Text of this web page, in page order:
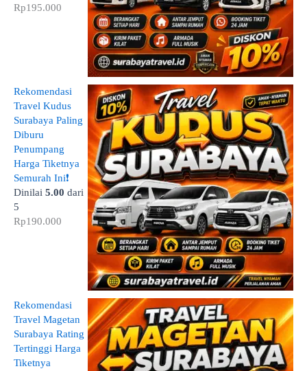
Rp195.000
Rekomendasi
Travel Kudus
Surabaya Paling
Diburu
Penumpang
Harga Tiketnya
Semurah Ini❗
Dinilai 5.00 dari
5
Rp190.000
Rekomendasi
Travel Magetan
Surabaya Rating
Tertinggi Harga
Tiketnya